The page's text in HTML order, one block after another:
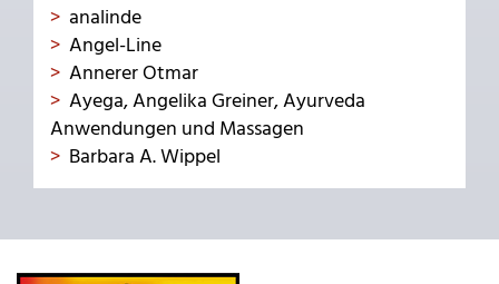
analinde
Angel-Line
Annerer Otmar
Ayega, Angelika Greiner, Ayurveda
Anwendungen und Massagen
Barbara A. Wippel